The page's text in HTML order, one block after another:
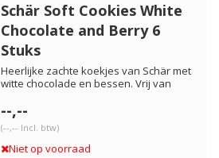
Schär Soft Cookies White
Chocolate and Berry 6
Stuks
Heerlijke zachte koekjes van Schär met
witte chocolade en bessen. Vrij van
--,--
(--,-- Incl. btw)
Niet op voorraad